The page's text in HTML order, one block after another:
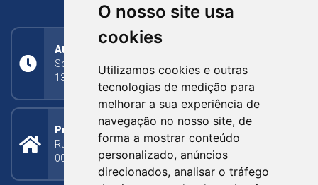
O nosso site usa
cookies
Utilizamos cookies e outras
tecnologias de medição para
melhorar a sua experiência de
navegação no nosso site, de
forma a mostrar conteúdo
personalizado, anúncios
direcionados, analisar o tráfego
Atendimento
Segunda a Sexta: 8h às 11h30min (manhã);
13h30min às 17h (tarde)
Prefeitura Municipal
Rua Silva Jardim, 505 - Bairro Centro - CEP: 95340-
000